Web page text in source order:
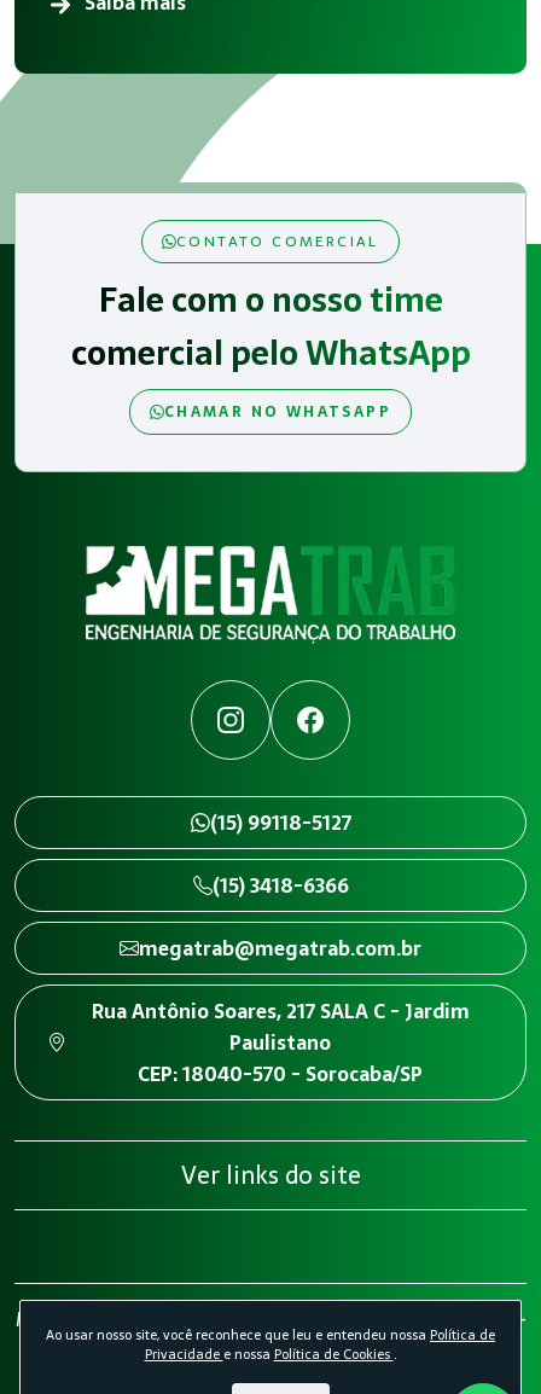
CONTATO COMERCIAL
Fale com o nosso time
comercial pelo WhatsApp
CHAMAR NO WHATSAPP
InstagramFacebook
(15) 99118-5127
(15) 3418-6366
megatrab@megatrab.com.br
Rua Antônio Soares, 217 SALA C - Jardim
Paulistano
CEP: 18040-570 - Sorocaba/SP
Ver links do site
Megatrab - Engenharia de Segurança do Trabalho 2026 -
Todos os direitos reservados.Política de Privacidade.
Desenvolvido por Agência Kombi
Ao usar nosso site, você reconhece que leu e entendeu nossa Política de
Privacidade e nossa Política de Cookies.